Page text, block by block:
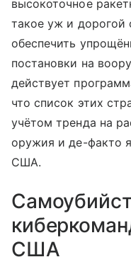
высокоточное
такое уж и дорогой
обеспечить
постановки на
действует
что список этих
учётом тренда на
оружия и де-факто
США.
США